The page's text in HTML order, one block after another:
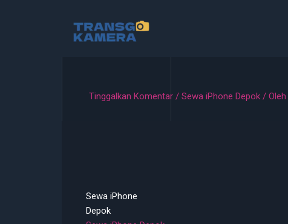
Tinggalkan Komentar / Sewa iPhone Depok / Oleh
Sewa iPhone
Depok